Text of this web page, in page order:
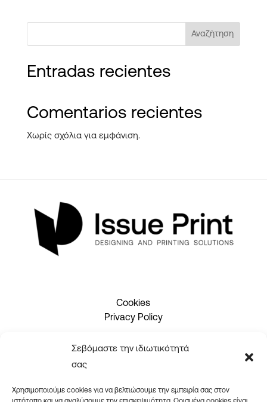
Σεβόμαστε την ιδιωτικότητά
σας
Χρησιμοποιούμε cookies για να βελτιώσουμε την εμπειρία σας στον
Αναζήτηση
Entradas recientes
Comentarios recientes
Χωρίς σχόλια για εμφάνιση.
Cookies
Privacy Policy
2310 465660
info@issueprint.gr|ipsilou@gmail.com